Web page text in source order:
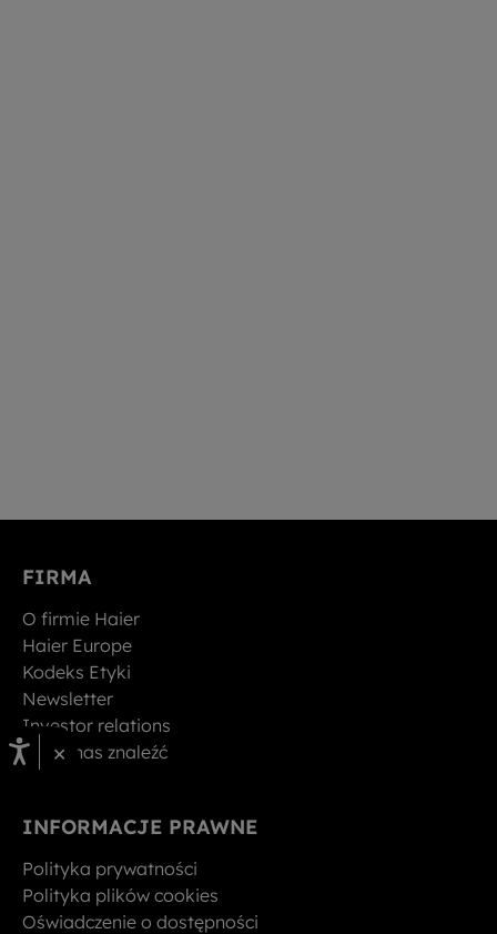
FIRMA
O firmie Haier
Haier Europe
Kodeks Etyki
Newsletter
Investor relations
Gdzie nas znaleźć
INFORMACJE PRAWNE
Polityka prywatności
Polityka plików cookies
Oświadczenie o dostępności
×